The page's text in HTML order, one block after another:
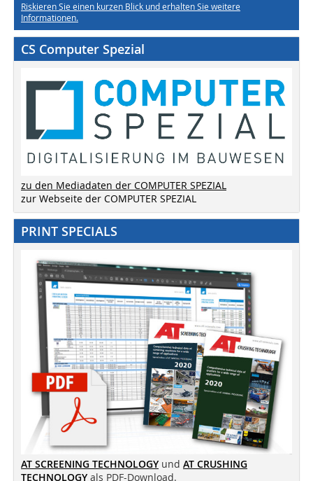
Riskieren Sie einen kurzen Blick und erhalten Sie weitere
Informationen.
CS Computer Spezial
zu den Mediadaten der COMPUTER SPEZIAL
zur Webseite der COMPUTER SPEZIAL
PRINT SPECIALS
AT SCREENING TECHNOLOGY und AT CRUSHING
TECHNOLOGY als PDF-Download.